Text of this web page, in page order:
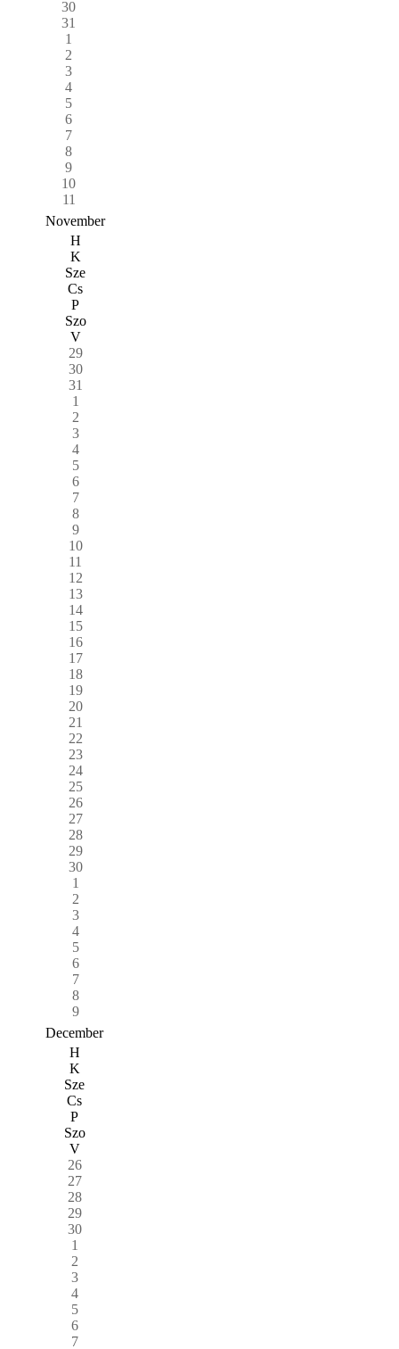
30
31
1
2
3
4
5
6
7
8
9
10
11
November
H
K
Sze
Cs
P
Szo
V
29
30
31
1
2
3
4
5
6
7
8
9
10
11
12
13
14
15
16
17
18
19
20
21
22
23
24
25
26
27
28
29
30
1
2
3
4
5
6
7
8
9
December
H
K
Sze
Cs
P
Szo
V
26
27
28
29
30
1
2
3
4
5
6
7